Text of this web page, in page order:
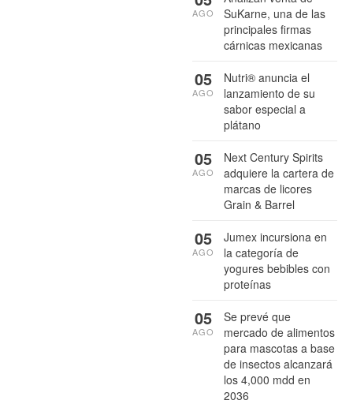
SuKarne, una de las
principales firmas
cárnicas mexicanas
AGO
Nutri® anuncia el
lanzamiento de su
sabor especial a
plátano
05
AGO
Next Century Spirits
adquiere la cartera de
marcas de licores
Grain & Barrel
05
AGO
Jumex incursiona en
la categoría de
yogures bebibles con
proteínas
05
AGO
Se prevé que
mercado de alimentos
para mascotas a base
de insectos alcanzará
los 4,000 mdd en
2036
05
AGO